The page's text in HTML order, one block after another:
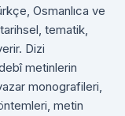
Osmanlıca ve
tematik,
Dizi
metinlerin
monografileri,
metin